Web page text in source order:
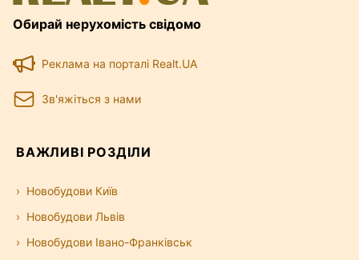
Обирай нерухомість свідомо
Реклама на порталі Realt.UA
Зв'яжіться з нами
ВАЖЛИВІ РОЗДІЛИ
Новобудови Київ
Новобудови Львів
Новобудови Івано-Франківськ